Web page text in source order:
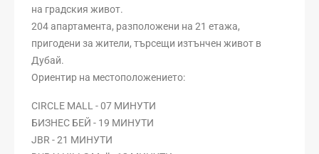
на градския живот.
204 апартамента, разположени на 21 етажа,
пригодени за жители, търсещи изтънчен живот в
Дубай.
Ориентир на местоположението:
CIRCLE MALL - 07 МИНУТИ
БИЗНЕС БЕЙ - 19 МИНУТИ
JBR - 21 МИНУТИ